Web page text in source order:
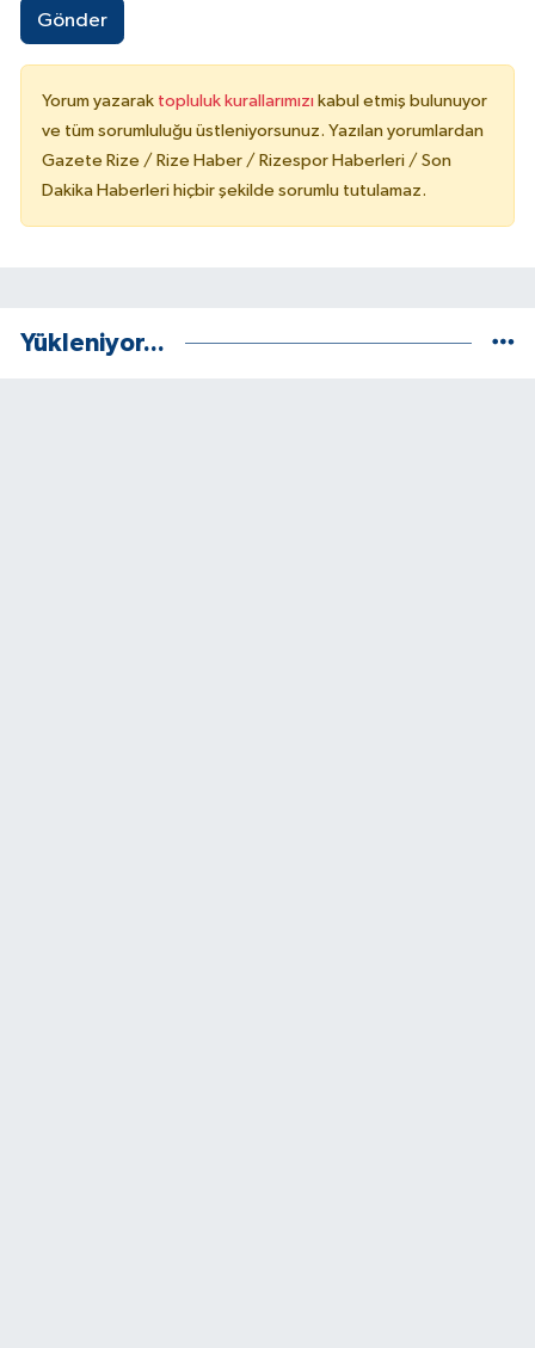
Gönder
Yorum yazarak topluluk kurallarımızı kabul etmiş bulunuyor
ve tüm sorumluluğu üstleniyorsunuz. Yazılan yorumlardan
Gazete Rize / Rize Haber / Rizespor Haberleri / Son
Dakika Haberleri hiçbir şekilde sorumlu tutulamaz.
Yükleniyor...